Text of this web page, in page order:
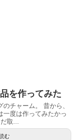
を作ってみた
チャーム。 昔から、
一度は作ってみたかっ
取...
む